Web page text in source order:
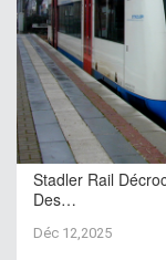
Stadler Rail
Des…
Déc 12,2025